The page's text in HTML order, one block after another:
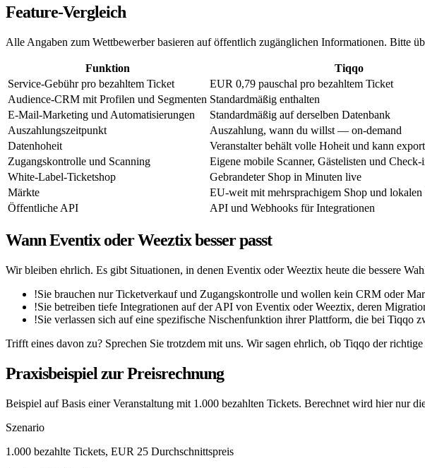
Feature-Vergleich
Alle Angaben zum Wettbewerber basieren auf öffentlich zugänglichen Informationen. Bitte
Funktion Tiqqo
Service-Gebühr pro bezahltem Ticket
EUR 0,79 pauschal pro bezahltem Ticket
Audience-CRM mit Profilen und Segmenten Standardmäßig enthalten
E-Mail-Marketing und Automatisierungen
Standardmäßig auf derselben Datenbank
Auszahlungszeitpunkt
Auszahlung, wann du willst — on-demand
Datenhoheit
Veranstalter behält volle Hoheit und kann
Zugangskontrolle und Scanning
Eigene mobile Scanner, Gästelisten und
White-Label-Ticketshop
Gebrandeter Shop in Minuten live
Märkte
EU-weit mit mehrsprachigem Shop und lokalen
Öffentliche API
API und Webhooks für Integrationen
Wann Eventix oder Weeztix besser passt
Wir bleiben ehrlich. Es gibt Situationen, in denen Eventix oder Weeztix heute die bessere
!Sie brauchen nur Ticketverkauf und Zugangskontrolle und wollen kein CRM oder
!Sie betreiben tiefe Integrationen auf der API von Eventix oder Weeztix, deren
!Sie verlassen sich auf eine spezifische Nischenfunktion ihrer Plattform, die bei Tiqqo
Trifft eines davon zu? Sprechen Sie trotzdem mit uns. Wir sagen ehrlich, ob Tiqqo der
Praxisbeispiel zur Preisrechnung
Beispiel auf Basis einer Veranstaltung mit 1.000 bezahlten Tickets. Berechnet wird hier nur
Szenario
1.000 bezahlte Tickets, EUR 25 Durchschnittspreis